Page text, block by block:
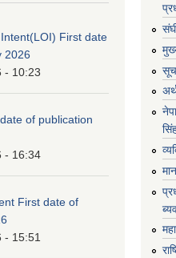
First date
2026
- 10:23
of publication
- 16:34
First date of
- 15:51